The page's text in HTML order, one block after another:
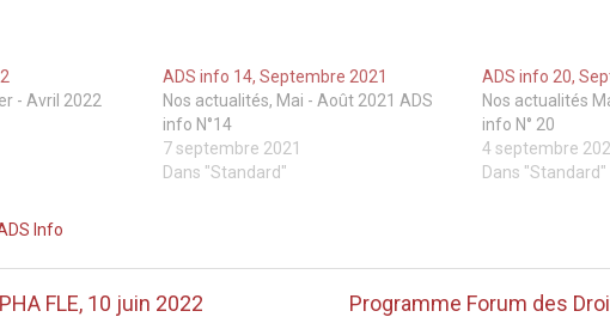
- Avril 2022
ADS info 14, Septembre 2021
Nos actualités, Mai - Août 2021 ADS
info N°14
7 septembre 2021
Dans "Standard"
ADS info 20,
Nos actualités
info N° 20
4 septembre
Dans "Standard"
Info
FLE, 10 juin 2022
Programme Forum des